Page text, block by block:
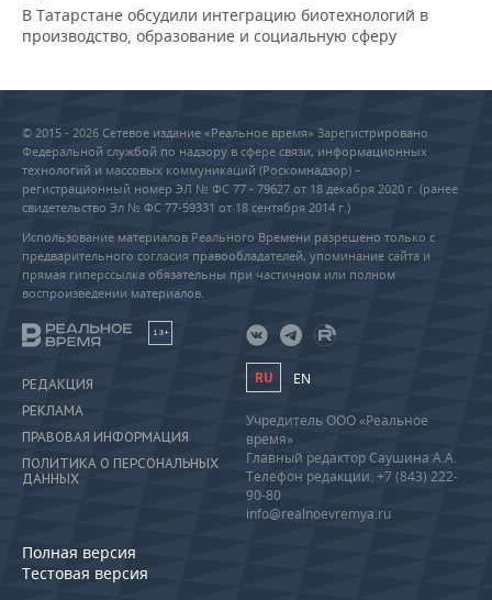
В Татарстане обсудили интеграцию биотехнологий в
производство, образование и социальную сферу
© 2015 - 2026 Сетевое издание «Реальное время» Зарегистрировано
Федеральной службой по надзору в сфере связи, информационных
технологий и массовых коммуникаций (Роскомнадзор) –
регистрационный номер ЭЛ № ФС 77 - 79627 от 18 декабря 2020 г. (ранее
свидетельство Эл № ФС 77-59331 от 18 сентября 2014 г.)
Использование материалов Реального Времени разрешено только с
предварительного согласия правообладателей, упоминание сайта и
прямая гиперссылка обязательны при частичном или полном
воспроизведении материалов.
18+
РЕДАКЦИЯ
РЕКЛАМА
ПРАВОВАЯ ИНФОРМАЦИЯ
ПОЛИТИКА О ПЕРСОНАЛЬНЫХ
ДАННЫХ
Полная версия
Тестовая версия
RU EN
Учредитель ООО «Реальное
время»
Главный редактор Саушина А.А.
Телефон редакции: +7 (843) 222-
90-80
info@realnoevremya.ru